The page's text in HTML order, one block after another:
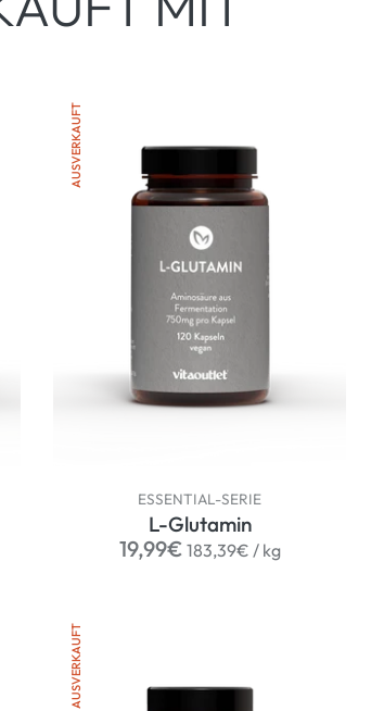
AUSVERKAUFT
ESSENTIAL-SERIE
L-Glutamin
Normaler
19,99€ 183,39€ / per
kg
AUSVERKAUFT